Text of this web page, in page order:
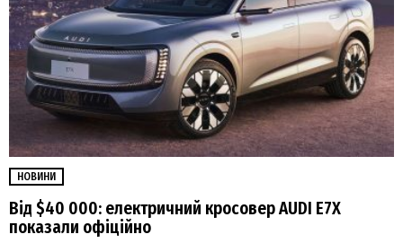
НОВИНИ
Від $40 000: електричний кросовер AUDI E7X
показали офіційно